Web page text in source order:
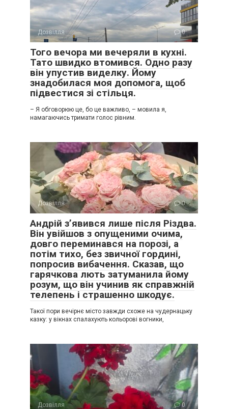
Дозвілля 0
Того вечора ми вечеряли в кухні.
Тато швидко втомився. Одно разу
він упустив виделку. Йому
знадобилася моя допомога, щоб
підвестися зі стільця.
– Я обговорюю це, бо це важливо, – мовила я,
намагаючись тримати голос рівним.
Дозвілля 0
Андрій з’явився лише після Різдва.
Він увійшов з опущеними очима,
довго переминався на порозі, а
потім тихо, без звичної гордині,
попросив вибачення. Сказав, що
гарячкова лють затуманила йому
розум, що він учинив як справжній
телепень і страшенно шкодує.
Такої пори вечірнє місто завжди схоже на чудернацьку
казку: у вікнах спалахують кольорові вогники,
Дозвілля 0